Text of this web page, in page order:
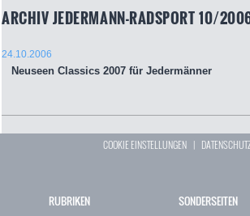
ARCHIV JEDERMANN-RADSPORT 10/
24.10.2006
Neuseen Classics 2007 für Jedermänner
COOKIE EINSTELLUNGEN |
RUBRIKEN SONDERSEITEN